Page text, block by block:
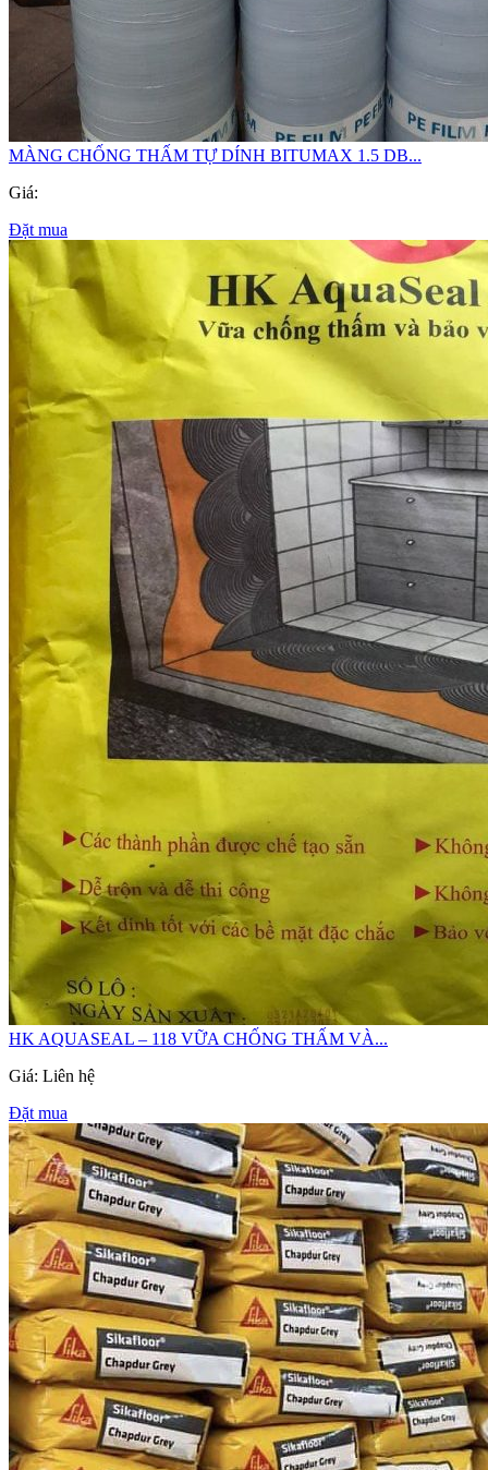
MÀNG CHỐNG THẤM TỰ DÍNH BITUMAX 1.5 DB...
Giá:
Đặt mua
HK AQUASEAL – 118 VỮA CHỐNG THẤM VÀ...
Giá: Liên hệ
Đặt mua